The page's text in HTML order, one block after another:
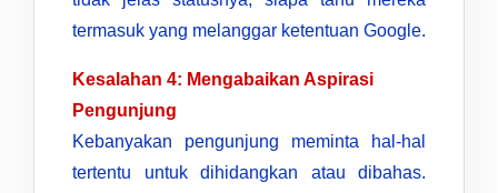
termasuk yang melanggar ketentuan Google.
Kesalahan 4: Mengabaikan Aspirasi
Pengunjung
Kebanyakan pengunjung meminta hal-hal
tertentu untuk dihidangkan atau dibahas.